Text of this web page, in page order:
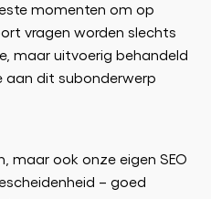
momenten om op
vragen worden slechts
maar uitvoerig behandeld
aan dit subonderwerp
maar ook onze eigen SEO
– goed